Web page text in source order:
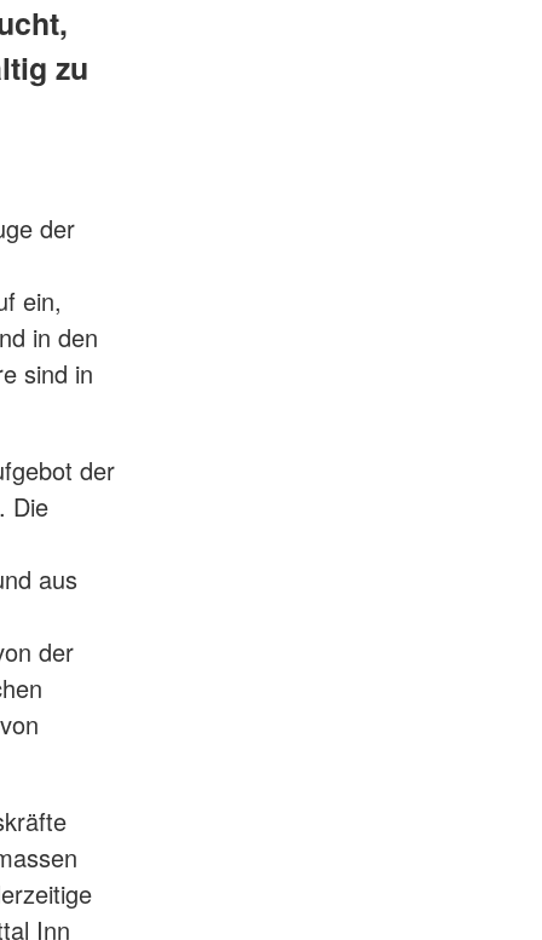
zu
der
ein,
in den
sind in
der
Die
aus
der
Inn